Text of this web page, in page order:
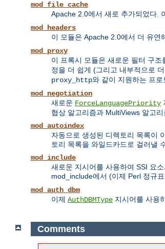
mod_file_cache
Apache 2.0에서 새로 추가되었다.
mod_headers
이 모듈은 Apache 2.0에서 더 유연
mod_proxy
이 프록시 모듈은 새로운 필터 구
정을 더 쉽게 (그리고 내부적으로
proxy_http와 같이 지원하는 프로
mod_negotiation
새로운 ForceLanguagePriority
협상 알고리즘과 MultiViews 알고
mod_autoindex
자동으로 생성된 디렉토리 목록이
토리 목록을 와일드카드로 걸러낼
mod_include
새로운 지시어를 사용하여 SSI 요
mod_include에서 (이제 Perl 정규
mod_auth_dbm
이제 AuthDBMType 지시어를 사용
Comments